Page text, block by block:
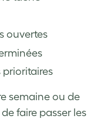
ouvertes
prioritaires
semaine ou de
faire passer les